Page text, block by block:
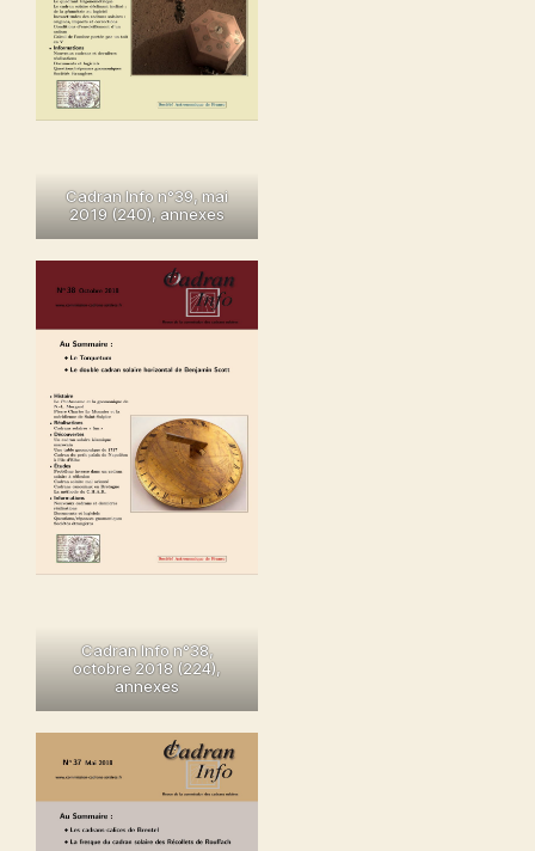
Cadran Info n°39, mai
2019 (240),annexes
Cadran Info n°38,
octobre 2018 (224),
annexes